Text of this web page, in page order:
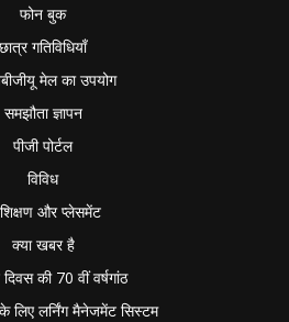
फोन बुक
छात्र गतिविधियाँ
मेल का उपयोग
समझौता ज्ञापन
पीजी पोर्टल
विविध
और प्लेसमेंट
क्या खबर है
की 70 वीं वर्षगांठ
लिए लर्निंग मैनेजमेंट सिस्टम